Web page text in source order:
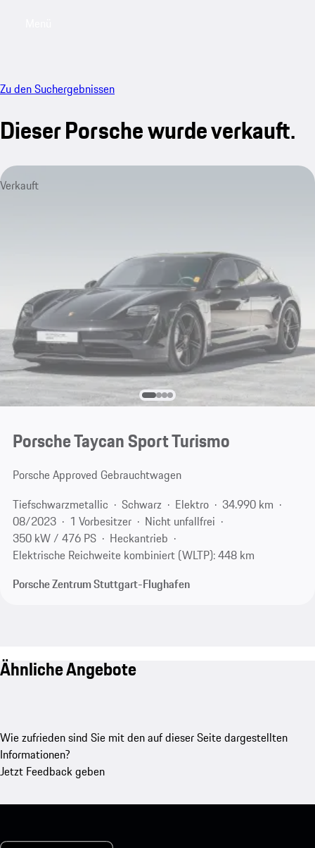
Zu den Suchergebnissen
Dieser Porsche wurde verkauft.
Verkauft
Porsche Taycan Sport Turismo
Porsche Approved Gebrauchtwagen
Tiefschwarzmetallic
Schwarz Elektro
34.990 km
08/2023
1 Vorbesitzer
Nicht unfallfrei
350 kW / 476 PS
Heckantrieb
Elektrische Reichweite kombiniert (WLTP): 448 km
Porsche Zentrum Stuttgart-Flughafen
Ähnliche Angebote
Wie zufrieden sind Sie mit den auf dieser Seite dargestellten
Informationen?
Jetzt Feedback geben